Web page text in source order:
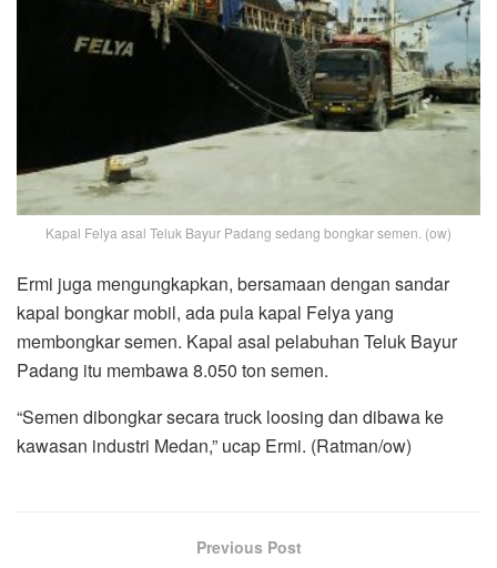
Kapal Felya asal Teluk Bayur Padang sedang bongkar semen. (ow)
Ermi juga mengungkapkan, bersamaan dengan sandar
kapal bongkar mobil, ada pula kapal Felya yang
membongkar semen. Kapal asal pelabuhan Teluk Bayur
Padang itu membawa 8.050 ton semen.
“Semen dibongkar secara truck loosing dan dibawa ke
kawasan industri Medan,” ucap Ermi. (Ratman/ow)
Previous Post